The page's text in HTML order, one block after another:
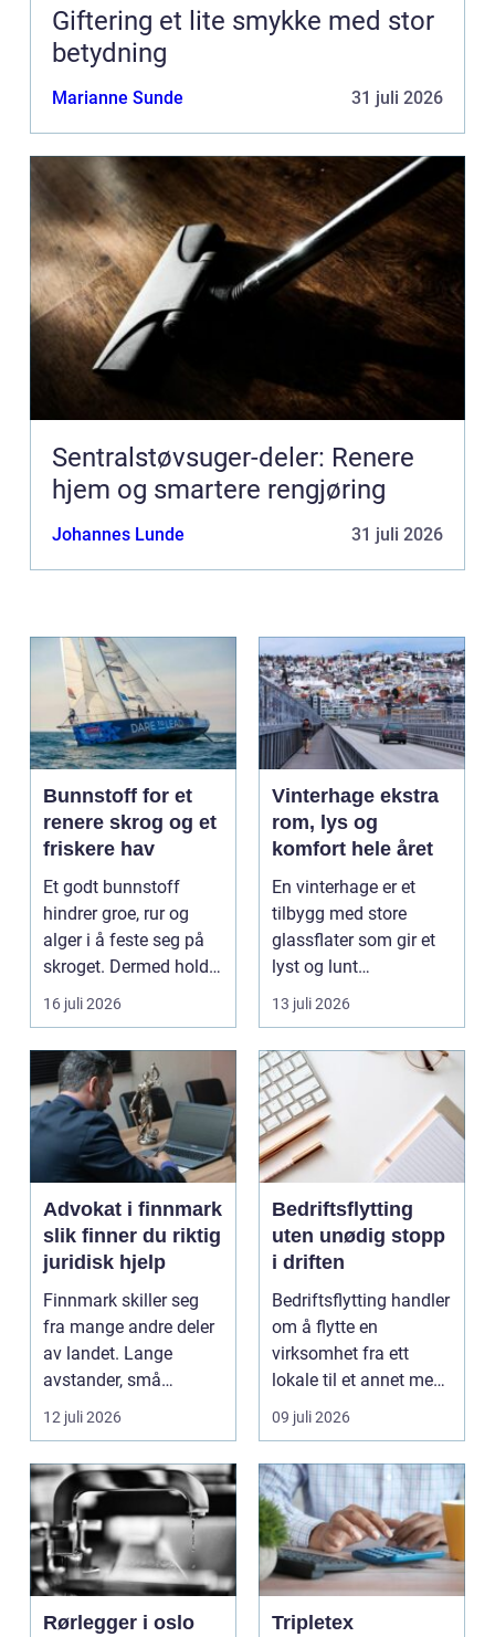
Giftering et lite smykke med stor
betydning
Marianne Sunde 31 juli 2026
Sentralstøvsuger-deler: Renere
hjem og smartere rengjøring
Johannes Lunde 31 juli 2026
Bunnstoff for et
renere skrog og et
friskere hav
Et godt bunnstoff
hindrer groe, rur og
alger i å feste seg på
skroget. Dermed holder
båten bedre far...
16 juli 2026
Vinterhage ekstra
rom, lys og
komfort hele året
En vinterhage er et
tilbygg med store
glassflater som gir et
lyst og lunt
oppholdsrom nær
hagen, ogs...
13 juli 2026
Advokat i finnmark
slik finner du riktig
juridisk hjelp
Finnmark skiller seg
fra mange andre deler
av landet. Lange
avstander, små
lokalsamfunn, sterk
tilkn...
12 juli 2026
Bedriftsflytting
uten unødig stopp
i driften
Bedriftsflytting handler
om å flytte en
virksomhet fra ett
lokale til et annet med
minst mulig...
09 juli 2026
Rørlegger i oslo
Tripletex